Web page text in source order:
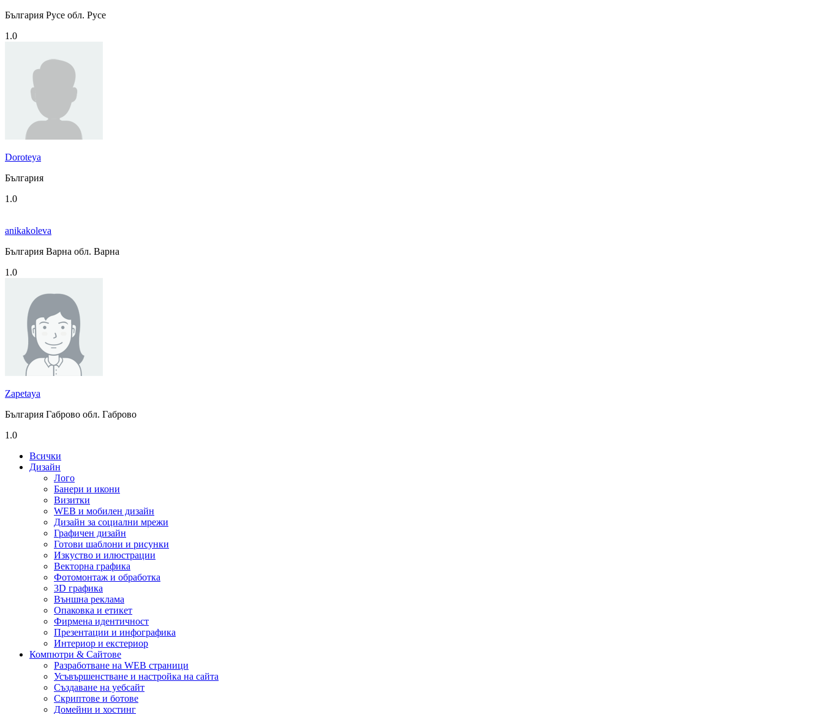
България Русе обл. Русе
1.0
Doroteya
България
1.0
anikakoleva
България Варна обл. Варна
1.0
Zapetaya
България Габрово обл. Габрово
1.0
Всички
Дизайн
Лого
Банери и икони
Визитки
WEB и мобилен дизайн
Дизайн за социални мрежи
Графичен дизайн
Готови шаблони и рисунки
Изкуство и илюстрации
Векторна графика
Фотомонтаж и обработка
3D графика
Външна реклама
Опаковка и етикет
Фирмена идентичност
Презентации и инфографика
Интериор и екстериор
Компютри & Сайтове
Разработване на WEB страници
Усъвършенстване и настройка на сайта
Създаване на уебсайт
Скриптове и ботове
Домейни и хостинг